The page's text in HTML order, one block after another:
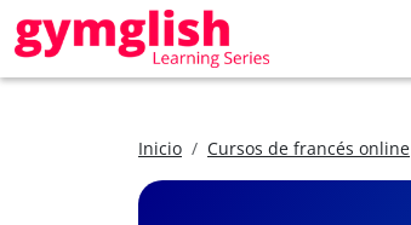
Inicio Cursos de francés online